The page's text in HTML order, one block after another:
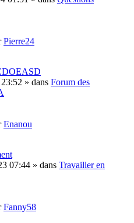
Pierre24
» dans Forum des
Enanou
07:44 » dans Travailler en
Fanny58